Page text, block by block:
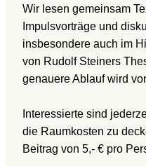
Wir lesen gemeinsam
Impulsvorträge und
insbesondere auch im
von Rudolf Steiners
genauere Ablauf wird
Interessierte sind
die Raumkosten zu
Beitrag von 5,- € pro